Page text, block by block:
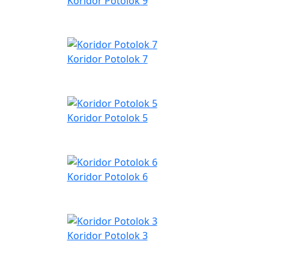
Koridor Potolok 7
Koridor Potolok 5
Koridor Potolok 6
Koridor Potolok 3